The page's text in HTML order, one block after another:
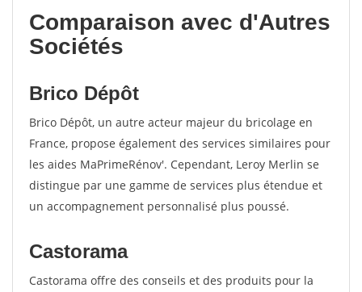
Comparaison avec d'Autres
Sociétés
Brico Dépôt
Brico Dépôt, un autre acteur majeur du bricolage en
France, propose également des services similaires pour
les aides MaPrimeRénov'. Cependant, Leroy Merlin se
distingue par une gamme de services plus étendue et
un accompagnement personnalisé plus poussé.
Castorama
Castorama offre des conseils et des produits pour la